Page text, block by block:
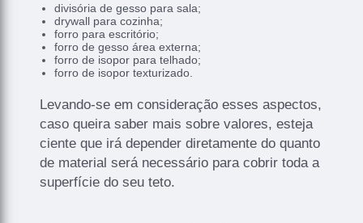
divisória de gesso para sala;
drywall para cozinha;
forro para escritório;
forro de gesso área externa;
forro de isopor para telhado;
forro de isopor texturizado.
Levando-se em consideração esses aspectos,
caso queira saber mais sobre valores, esteja
ciente que irá depender diretamente do quanto
de material será necessário para cobrir toda a
superfície do seu teto.